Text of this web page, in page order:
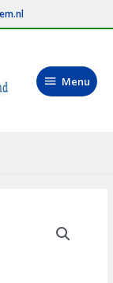
Menu
Menu